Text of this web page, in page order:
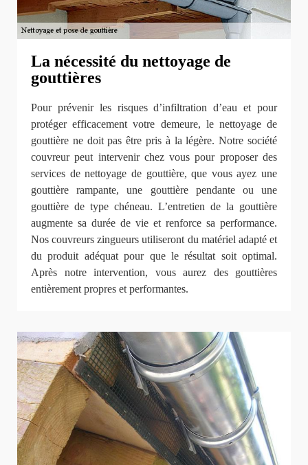
La nécessité du nettoyage de
gouttières
Pour prévenir les risques d’infiltration d’eau et pour
protéger efficacement votre demeure, le nettoyage de
gouttière ne doit pas être pris à la légère. Notre société
couvreur peut intervenir chez vous pour proposer des
services de nettoyage de gouttière, que vous ayez une
gouttière rampante, une gouttière pendante ou une
gouttière de type chéneau. L’entretien de la gouttière
augmente sa durée de vie et renforce sa performance.
Nos couvreurs zingueurs utiliseront du matériel adapté et
du produit adéquat pour que le résultat soit optimal.
Après notre intervention, vous aurez des gouttières
entièrement propres et performantes.